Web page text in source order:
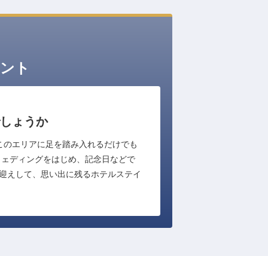
ト
ょうか
エリアに足を踏み入れるだけでも
ディングをはじめ、記念日などで
えして、思い出に残るホテルステイ